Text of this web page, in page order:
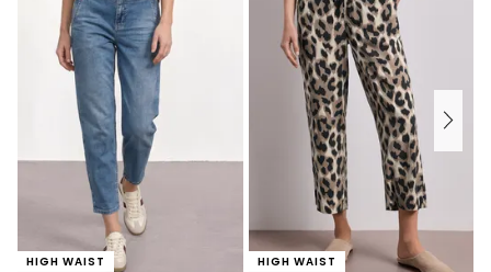
HIGH WAIST HIGH WAIST